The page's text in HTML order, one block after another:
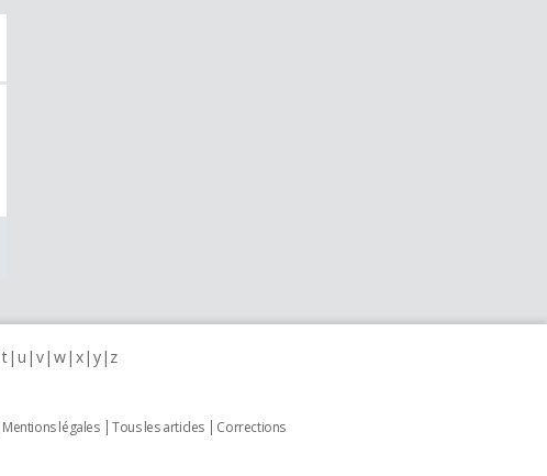
t u v w x y z
Mentions légales Tous les articles
Corrections